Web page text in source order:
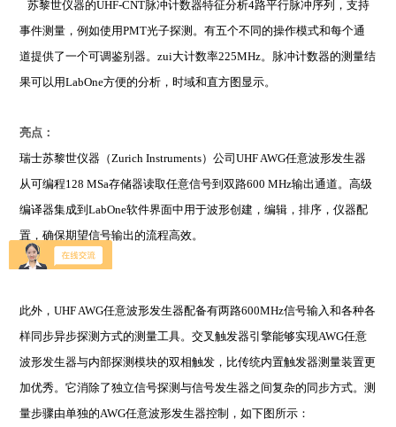
苏黎世仪器的UHF-CNT脉冲计数器特征分析4路平行脉冲序列，支持
事件测量，例如使用PMT光子探测。有五个不同的操作模式和每个通
道提供了一个可调鉴别器。zui大计数率225MHz。脉冲计数器的测量结
果可以用LabOne方便的分析，时域和直方图显示。
亮点：
瑞士苏黎世仪器（Zurich Instruments）公司UHF AWG任意波形发生器
从可编程128 MSa存储器读取任意信号到双路600 MHz输出通道。高级
编译器集成到LabOne软件界面中用于波形创建，编辑，排序，仪器配
置，确保期望信号输出的流程高效。
此外，UHF AWG任意波形发生器配备有两路600MHz信号输入和各种各
样同步异步探测方式的测量工具。交叉触发器引擎能够实现AWG任意
波形发生器与内部探测模块的双相触发，比传统内置触发器测量装置更
加优秀。它消除了独立信号探测与信号发生器之间复杂的同步方式。测
量步骤由单独的AWG任意波形发生器控制，如下图所示：